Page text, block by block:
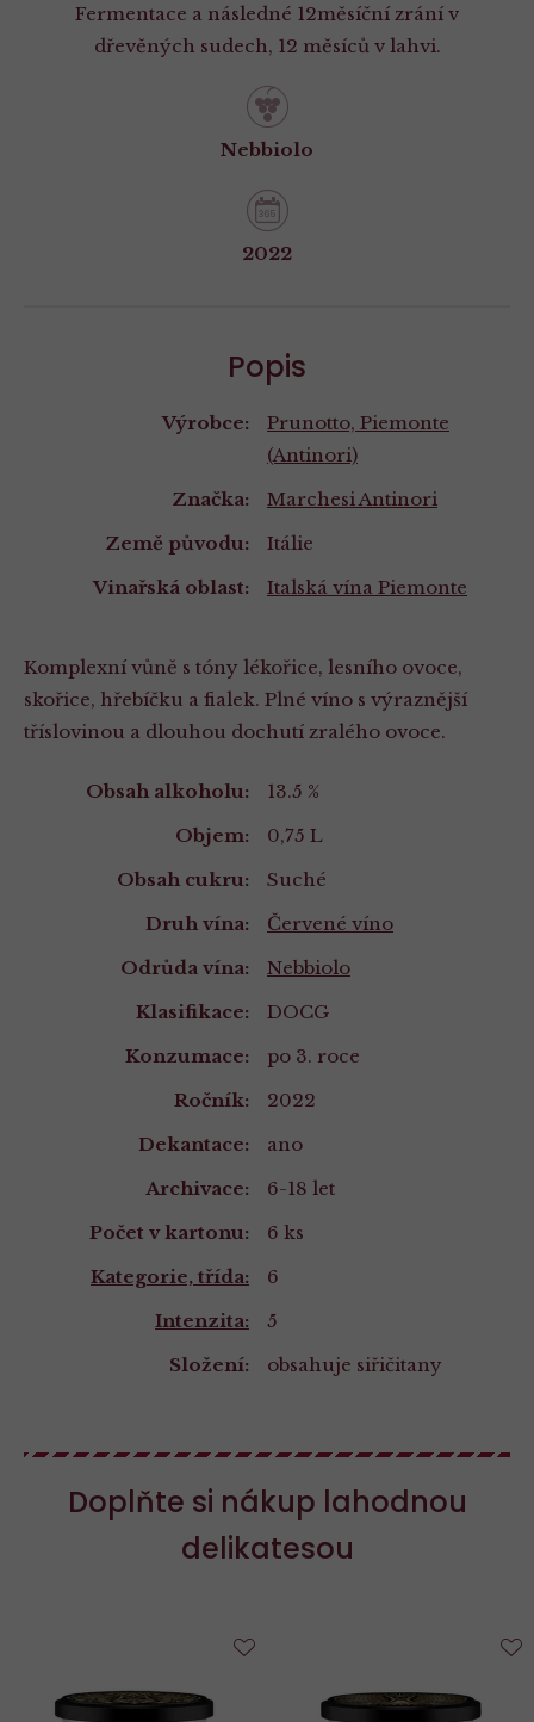
Fermentace a následné 12měsíční zrání v
dřevěných sudech, 12 měsíců v lahvi.
Nebbiolo
2022
Popis
Výrobce:
Prunotto, Piemonte
(Antinori)
Značka:
Marchesi Antinori
Země původu:
Itálie
Vinařská oblast:
Italská vína Piemonte
Komplexní vůně s tóny lékořice, lesního ovoce,
skořice, hřebíčku a fialek. Plné víno s výraznější
tříslovinou a dlouhou dochutí zralého ovoce.
Vlastnosti
Obsah alkoholu:
13.5 %
Objem:
0,75 L
Obsah cukru:
Suché
Druh vína:
Červené víno
Odrůda vína:
Nebbiolo
Klasifikace:
DOCG
Konzumace:
po 3. roce
Ročník:
2022
Dekantace:
ano
Archivace:
6-18 let
Počet v kartonu:
6 ks
Kategorie, třída:
6
Intenzita:
5
Složení:
obsahuje siřičitany
Doplňte si nákup lahodnou
delikatesou
oblíbených